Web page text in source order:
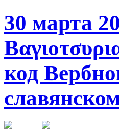
30 марта
код